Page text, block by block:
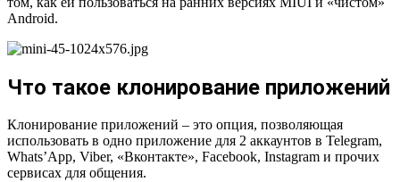
Android.
Что такое клонирование приложений
Клонирование приложений – это опция, позволяющая
использовать в одно приложение для 2 аккаунтов в Telegram,
Whats’App, Viber, «Вконтакте», Facebook, Instagram и прочих
сервисах для общения.